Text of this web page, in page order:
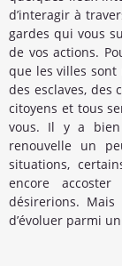
d’interagir à
gardes qui vous
de vos actions.
que les villes
des esclaves, des
citoyens et tous
vous. Il y a
renouvelle un
situations,
encore
désirerions. Mais
d’évoluer parmi